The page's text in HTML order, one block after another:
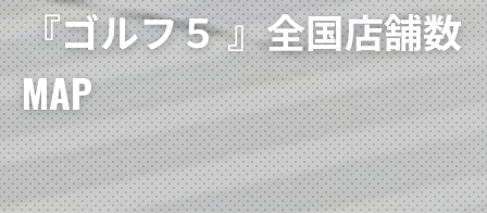
『ゴルフ５ 』全国店舗数
MAP